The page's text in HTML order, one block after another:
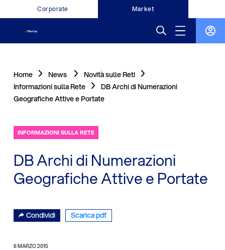
Corporate Market
Home News
Novità sulle Reti
Informazioni sulla Rete
DB Archi di Numerazioni
Geografiche Attive e Portate
INFORMAZIONI SULLA RETE
DB Archi di Numerazioni
Geografiche Attive e Portate
Condividi Scarica pdf
6 MARZO 2015